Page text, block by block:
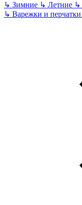
↳ Зимние ↳ Летние ↳
↳ Варежки и перчатки